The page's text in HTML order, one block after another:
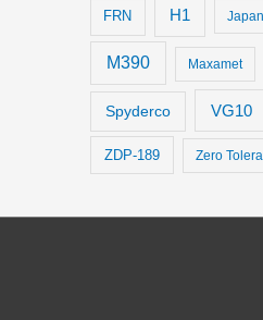
FRN H1 Japan
M390 Maxamet
Spyderco VG10
ZDP-189 Zero